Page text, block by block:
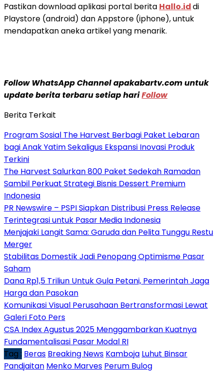
Pastikan download aplikasi portal berita Hallo.iddi
Playstore (android) dan Appstore (iphone), untuk
mendapatkan aneka artikel yang menarik.
Follow WhatsApp Channel apakabartv.com untuk
update berita terbaru setiap hariFollow
Berita Terkait
Program Sosial The Harvest Berbagi Paket Lebaran
bagi Anak Yatim Sekaligus Ekspansi Inovasi Produk
Terkini
The Harvest Salurkan 800 Paket Sedekah Ramadan
Sambil Perkuat Strategi Bisnis Dessert Premium
Indonesia
PR Newswire – PSPI Siapkan Distribusi Press Release
Terintegrasi untuk Pasar Media Indonesia
Menjajaki Langit Sama: Garuda dan Pelita Tunggu Restu
Merger
Stabilitas Domestik Jadi Penopang Optimisme Pasar
Saham
Dana Rp1,5 Triliun Untuk Gula Petani, Pemerintah Jaga
Harga dan Pasokan
Komunikasi Visual Perusahaan Bertransformasi Lewat
Galeri Foto Pers
CSA Index Agustus 2025 Menggambarkan Kuatnya
Fundamentalisasi Pasar Modal RI
Tag : Beras Breaking News Kamboja Luhut Binsar
Pandjaitan Menko Marves Perum Bulog